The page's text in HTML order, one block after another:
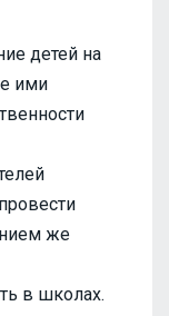
детей на
ими
же
в школах.